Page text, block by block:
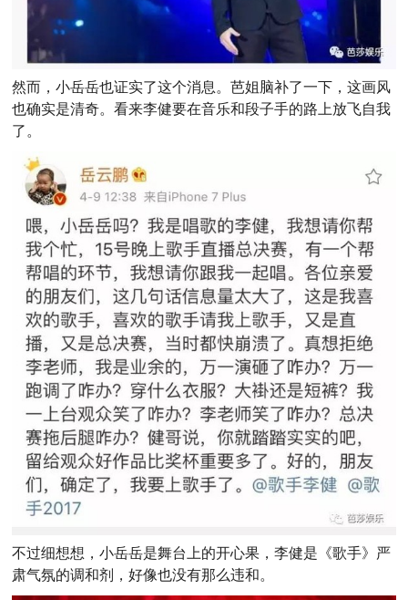
然而，小岳岳也证实了这个消息。芭姐脑补了一下，这画风
也确实是清奇。看来李健要在音乐和段子手的路上放飞自我
了。
不过细想想，小岳岳是舞台上的开心果，李健是《歌手》严
肃气氛的调和剂，好像也没有那么违和。